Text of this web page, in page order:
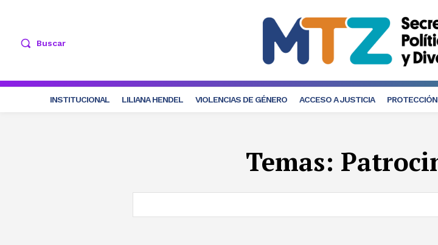
Buscar
INSTITUCIONAL LILIANA HENDEL VIOLENCIAS DE GÉNERO ACCESO A JUSTICIA
Temas: